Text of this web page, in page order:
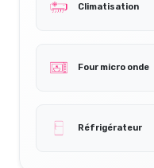
Climatisation
Four micro onde
Réfrigérateur